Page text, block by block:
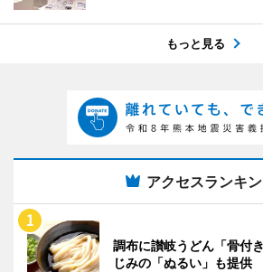
もっと見る
アクセスランキ
調布に讃岐うどん「骨付
じみの「ぬるい」も提供